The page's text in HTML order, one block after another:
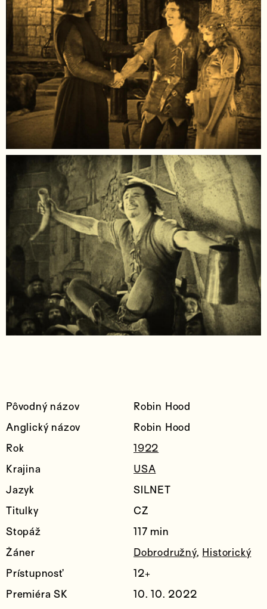
Pôvodný názov
Robin Hood
Anglický názov
Robin Hood
Rok
1922
Krajina
USA
Jazyk
SILNET
Titulky
CZ
Stopáž
117 min
Žáner
Dobrodružný, Historický
Prístupnosť
12+
Premiéra SK
10. 10. 2022